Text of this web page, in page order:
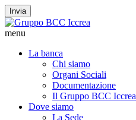
Invia
menu
La banca
Chi siamo
Organi Sociali
Documentazione
Il Gruppo BCC Iccrea
Dove siamo
La Sede